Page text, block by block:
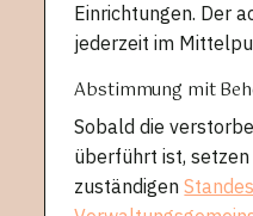
Einrichtungen. Der
jederzeit im
Abstimmung mit
Sobald die
überführt ist,
zuständigen